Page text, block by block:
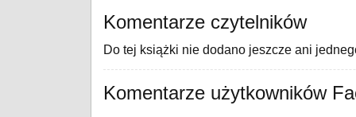
Komentarze czytelników
Do tej książki nie dodano jeszcze ani
Komentarze użytkowników